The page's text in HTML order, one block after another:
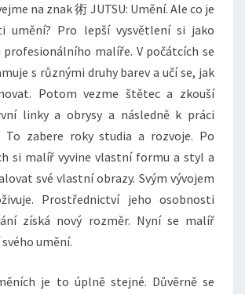
na znak 術 JUTSU: Umění. Ale co je
umění? Pro lepší vysvětlení si jako
profesionálního malíře. V počátcích se
s různými druhy barev a učí se, jak
Potom vezme štětec a zkouší
linky a obrysy a následně k práci
To zabere roky studia a rozvoje. Po
si malíř vyvine vlastní formu a styl a
své vlastní obrazy. Svým vývojem
Prostřednictví jeho osobnosti
získá nový rozměr. Nyní se malíř
umění.
je to úplně stejné. Důvěrně se